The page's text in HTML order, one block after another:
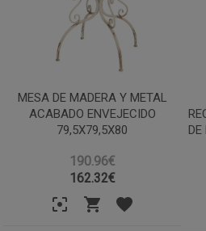
MESA DE MADERA Y METAL
ACABADO ENVEJECIDO
79,5X79,5X80
190.96€
162.32€